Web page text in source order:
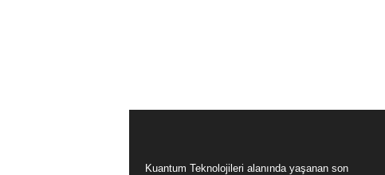
Kuantum Teknolojileri alanında yaşanan son